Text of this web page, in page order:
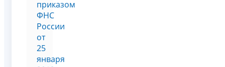
приказом
ФНС
России
от
25
января